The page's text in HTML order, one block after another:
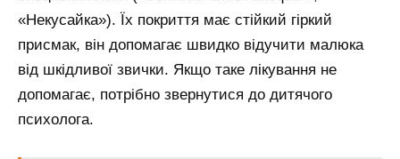
«Некусайка»). Їх покриття має стійкий гіркий
присмак, він допомагає швидко відучити малюка
від шкідливої звички. Якщо таке лікування не
допомагає, потрібно звернутися до дитячого
психолога.